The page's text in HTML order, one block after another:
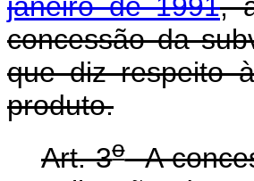
concessão da
que diz respeito
produto.
Art. 3oA